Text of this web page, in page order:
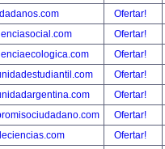
Ofertar!
Ofertar!
Ofertar!
Ofertar!
Ofertar!
Ofertar!
Ofertar!